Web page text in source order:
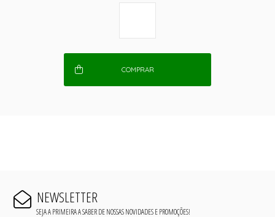
COMPRAR
NEWSLETTER
SEJA A PRIMEIRA A SABER DE NOSSAS NOVIDADES E PROMOÇÕES!